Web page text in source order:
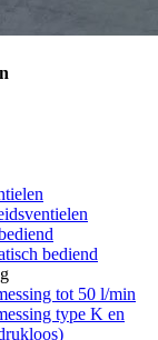
bediend
tot 50 l/min
type K en